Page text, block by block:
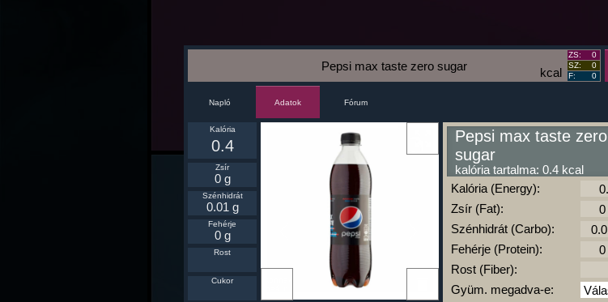
kcal
Pepsi max taste zero sugar
ZS:
0
SZ:
0
F:
0
Napló Adatok Fórum
Kalória
0.4
Zsír
0 g
Szénhidrát
0.01 g
Fehérje
0 g
Rost
Cukor
Pepsi max taste zero
sugar
kalória tartalma: 0.4 kcal
Kalória (Energy):
Zsír (Fat):
Szénhidrát (Carbo):
Fehérje (Protein):
Rost (Fiber):
Gyüm. megadva-e: